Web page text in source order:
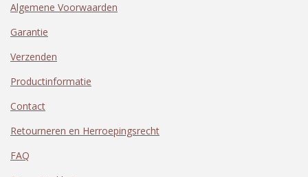
Algemene Voorwaarden
Garantie
Verzenden
Productinformatie
Contact
Retourneren en Herroepingsrecht
FAQ